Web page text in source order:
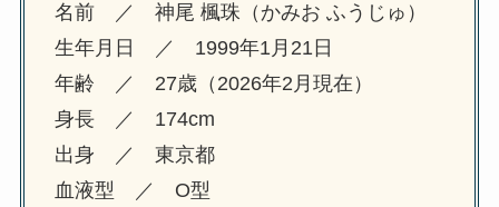
名前 ／ 神尾 楓珠（かみお ふうじゅ）
生年月日 ／ 1999年1月21日
年齢 ／ 27歳（2026年2月現在）
身長 ／ 174cm
出身 ／ 東京都
血液型 ／ O型